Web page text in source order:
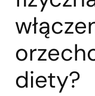
diety?